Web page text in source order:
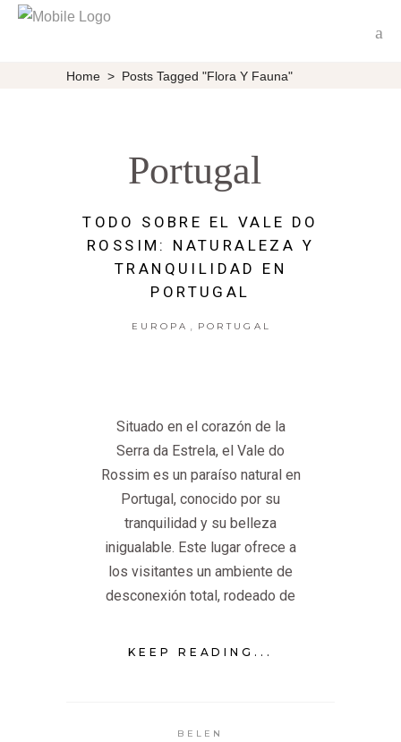
Home > Posts Tagged "flora Y Fauna"
Portugal
TODO SOBRE EL VALE DO
ROSSIM: NATURALEZA Y
TRANQUILIDAD EN
PORTUGAL
EUROPA , PORTUGAL
Situado en el corazón de la
Serra da Estrela, el Vale do
Rossim es un paraíso natural en
Portugal, conocido por su
tranquilidad y su belleza
inigualable. Este lugar ofrece a
los visitantes un ambiente de
desconexión total, rodeado de
KEEP READING...
BELEN